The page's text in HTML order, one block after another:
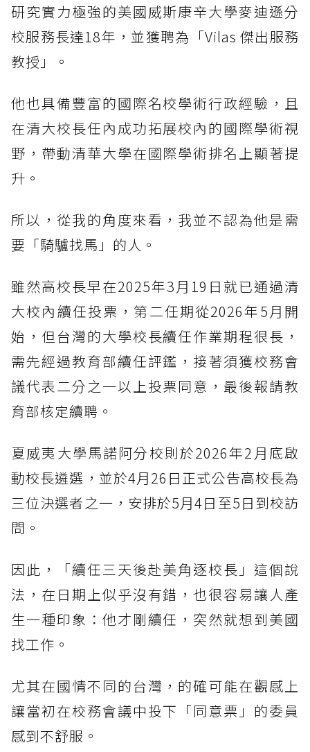
研究實力極強的美國威斯康辛大學麥迪遜分
校服務長達18年，並獲聘為「Vilas 傑出服務
教授」。
他也具備豐富的國際名校學術行政經驗，且
在清大校長任內成功拓展校內的國際學術視
野，帶動清華大學在國際學術排名上顯著提
升。
所以，從我的角度來看，我並不認為他是需
要「騎驢找馬」的人。
雖然高校長早在2025年3月19日就已通過清
大校內續任投票，第二任期從2026年5月開
始，但台灣的大學校長續任作業期程很長，
需先經過教育部續任評鑑，接著須獲校務會
議代表二分之一以上投票同意，最後報請教
育部核定續聘。
夏威夷大學馬諾阿分校則於2026年2月底啟
動校長遴選，並於4月26日正式公告高校長為
三位決選者之一，安排於5月4日至5日到校訪
問。
因此，「續任三天後赴美角逐校長」這個說
法，在日期上似乎沒有錯，也很容易讓人產
生一種印象：他才剛續任，突然就想到美國
找工作。
尤其在國情不同的台灣，的確可能在觀感上
讓當初在校務會議中投下「同意票」的委員
感到不舒服。